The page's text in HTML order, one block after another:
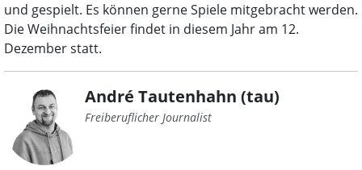
und gespielt. Es können gerne Spiele mitgebracht werden.
Die Weihnachtsfeier findet in diesem Jahr am 12.
Dezember statt.
André Tautenhahn (tau)
Freiberuflicher Journalist